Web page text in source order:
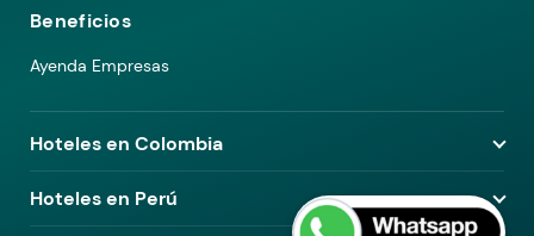
Beneficios
Ayenda Empresas
Hoteles en Colombia
Hoteles en Medellín
Hoteles en Bogotá
Hoteles en Perú